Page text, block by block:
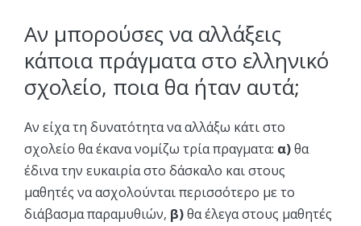
Αν μπορούσες να αλλάξεις
κάποια πράγματα στο ελληνικό
σχολείο, ποια θα ήταν αυτά;
Αν είχα τη δυνατότητα να αλλάξω κάτι στο
σχολείο θα έκανα νομίζω τρία πραγματα: α)θα
έδινα την ευκαιρία στο δάσκαλο και στους
μαθητές να ασχολούνται περισσότερο με το
διάβασμα παραμυθιών, β)θα έλεγα στους μαθητές